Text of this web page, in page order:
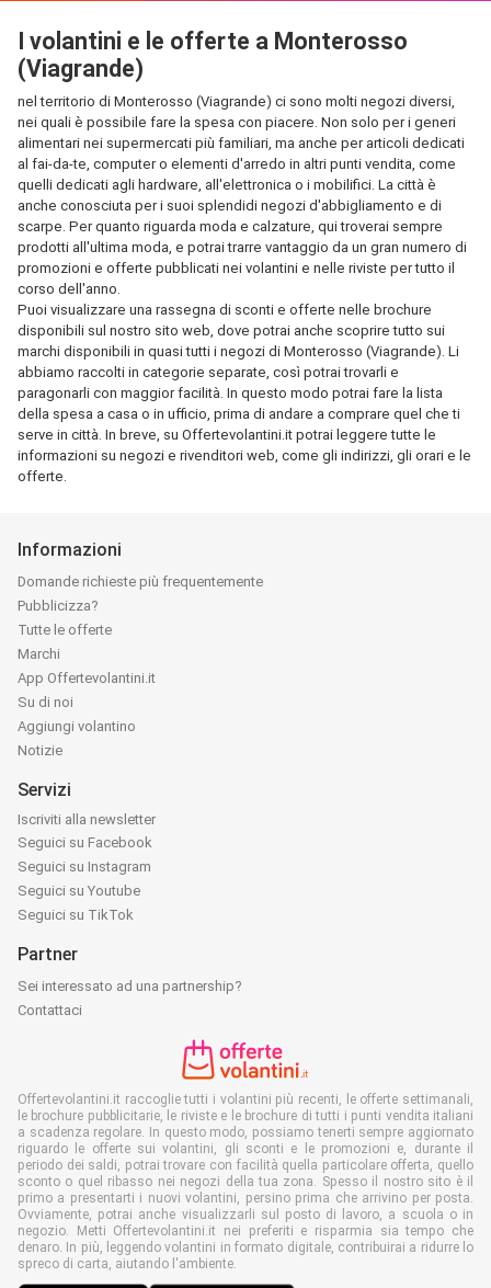
I volantini e le offerte a Monterosso
(Viagrande)
nel territorio di Monterosso (Viagrande) ci sono molti negozi diversi,
nei quali è possibile fare la spesa con piacere. Non solo per i generi
alimentari nei supermercati più familiari, ma anche per articoli dedicati
al fai-da-te, computer o elementi d'arredo in altri punti vendita, come
quelli dedicati agli hardware, all'elettronica o i mobilifici. La città è
anche conosciuta per i suoi splendidi negozi d'abbigliamento e di
scarpe. Per quanto riguarda moda e calzature, qui troverai sempre
prodotti all'ultima moda, e potrai trarre vantaggio da un gran numero di
promozioni e offerte pubblicati nei volantini e nelle riviste per tutto il
corso dell'anno.
Puoi visualizzare una rassegna di sconti e offerte nelle brochure
disponibili sul nostro sito web, dove potrai anche scoprire tutto sui
marchi disponibili in quasi tutti i negozi di Monterosso (Viagrande). Li
abbiamo raccolti in categorie separate, così potrai trovarli e
paragonarli con maggior facilità. In questo modo potrai fare la lista
della spesa a casa o in ufficio, prima di andare a comprare quel che ti
serve in città. In breve, su Offertevolantini.it potrai leggere tutte le
informazioni su negozi e rivenditori web, come gli indirizzi, gli orari e le
offerte.
Informazioni
Domande richieste più frequentemente
Pubblicizza?
Tutte le offerte
Marchi
App Offertevolantini.it
Su di noi
Aggiungi volantino
Notizie
Servizi
Iscriviti alla newsletter
Seguici su Facebook
Seguici su Instagram
Seguici su Youtube
Seguici su TikTok
Partner
Sei interessato ad una partnership?
Contattaci
Offertevolantini.it raccoglie tutti i volantini più recenti, le offerte settimanali,
le brochure pubblicitarie, le riviste e le brochure di tutti i punti vendita italiani
a scadenza regolare. In questo modo, possiamo tenerti sempre aggiornato
riguardo le offerte sui volantini, gli sconti e le promozioni e, durante il
periodo dei saldi, potrai trovare con facilità quella particolare offerta, quello
sconto o quel ribasso nei negozi della tua zona. Spesso il nostro sito è il
primo a presentarti i nuovi volantini, persino prima che arrivino per posta.
Ovviamente, potrai anche visualizzarli sul posto di lavoro, a scuola o in
negozio. Metti Offertevolantini.it nei preferiti e risparmia sia tempo che
denaro. In più, leggendo volantini in formato digitale, contribuirai a ridurre lo
spreco di carta, aiutando l'ambiente.